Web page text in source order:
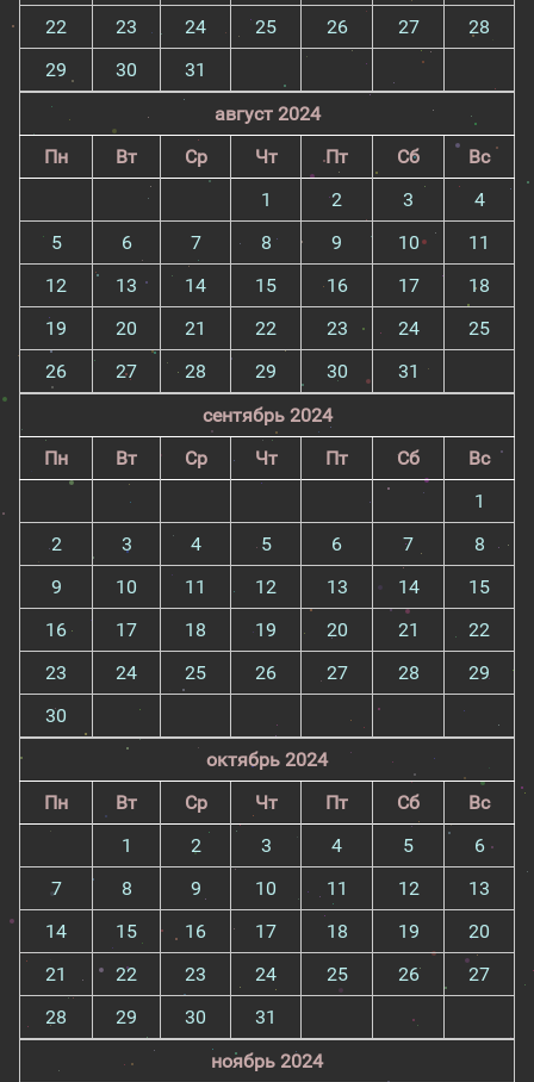
22
23 24 25 26 27
28
29
30
31
август 2024
Пн
Вт Ср Чт Пт Сб
Вс
1
2 3
4
5
6 7 8 9 10
11
12
13 14 15 16 17
18
19
20 21 22 23 24
25
26
27 28 29 30
31
сентябрь 2024
Пн
Вт Ср Чт Пт Сб
Вс
1
2
3 4 5 6 7
8
9
10 11 12 13 14
15
16
17 18 19 20 21
22
23
24 25 26 27 28
29
30
октябрь 2024
Пн
Вт Ср Чт Пт Сб
Вс
1
2 3 4 5
6
7
8 9 10 11 12
13
14
15 16 17 18 19
20
21
22 23 24 25 26
27
28
29 30
31
ноябрь 2024